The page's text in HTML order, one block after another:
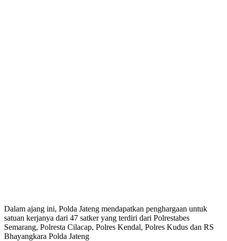
Dalam ajang ini, Polda Jateng mendapatkan penghargaan untuk
satuan kerjanya dari 47 satker yang terdiri dari Polrestabes
Semarang, Polresta Cilacap, Polres Kendal, Polres Kudus dan RS
Bhayangkara Polda Jateng